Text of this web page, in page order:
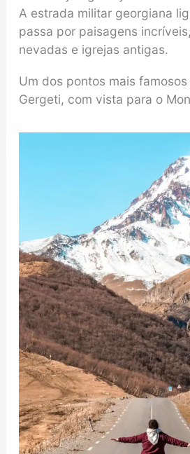
A estrada militar georgiana
passa por paisagens
nevadas e igrejas antigas.
Um dos pontos mais
Gergeti, com vista para o